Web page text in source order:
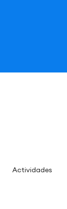
Actividades